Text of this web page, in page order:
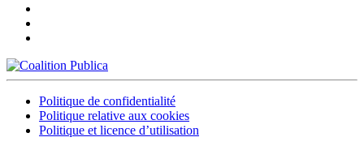
Politique de confidentialité
Politique relative aux cookies
Politique et licence d’utilisation